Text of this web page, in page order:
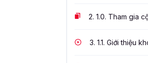
2. 1.0. Tham gia
3. 1.1. Giới thiệu